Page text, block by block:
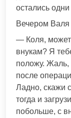
остались
Вечером
— Коля, может
внукам? Я
положу. Жаль,
после
Ладно, скажи
тогда и
побольше, с